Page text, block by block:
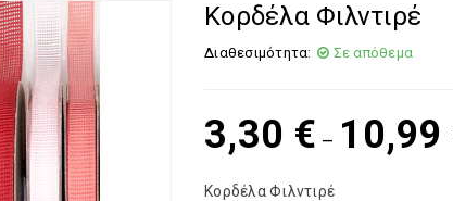
Κορδέλα Φιλντιρέ
Διαθεσιμότητα: Σε απόθεμα
3,30 € – 10,99
Κορδέλα Φιλντιρέ